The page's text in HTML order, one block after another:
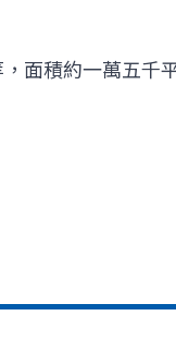
面積約一萬五千